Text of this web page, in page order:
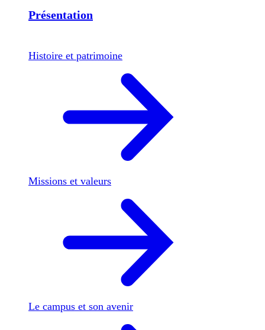
Présentation
Histoire et patrimoine
Missions et valeurs
Le campus et son avenir